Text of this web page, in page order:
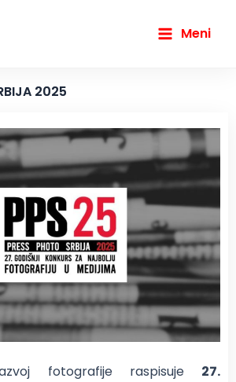
Meni
2025
fotografije raspisuje 27.